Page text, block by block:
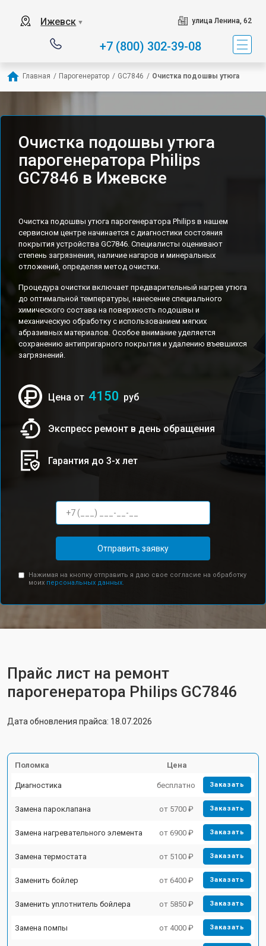
Ижевск ▼ улица Ленина, 62
+7 (800) 302-39-08
Главная / Парогенератор / GC7846 / Очистка подошвы утюга
Очистка подошвы утюга
парогенератора Philips
GC7846 в Ижевске
Очистка подошвы утюга парогенератора Philips в нашем
сервисном центре начинается с диагностики состояния
покрытия устройства GC7846. Специалисты оценивают
степень загрязнения, наличие нагаров и минеральных
отложений, определяя метод очистки.
Процедура очистки включает предварительный нагрев утюга
до оптимальной температуры, нанесение специального
химического состава на поверхность подошвы и
механическую обработку с использованием мягких
абразивных материалов. Особое внимание уделяется
сохранению антипригарного покрытия и удалению въевшихся
загрязнений.
Цена от 4150 руб
Экспресс ремонт в день обращения
Гарантия до 3-х лет
Отправить заявку
Нажимая на кнопку отправить я даю свое согласие на обработку
моих персональных данных.
Прайс лист на ремонт
парогенератора Philips GC7846
Дата обновления прайса: 18.07.2026
Поломка Цена
Диагностика бесплатно Заказать
Замена пароклапана от 5700 ₽ Заказать
Замена нагревательного элемента от 6900 ₽ Заказать
Замена термостата от 5100 ₽ Заказать
Заменить бойлер от 6400 ₽ Заказать
Заменить уплотнитель бойлера от 5850 ₽ Заказать
Замена помпы от 4000 ₽ Заказать